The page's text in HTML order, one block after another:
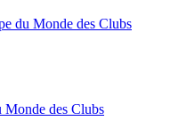
du Monde des Clubs
Monde des Clubs